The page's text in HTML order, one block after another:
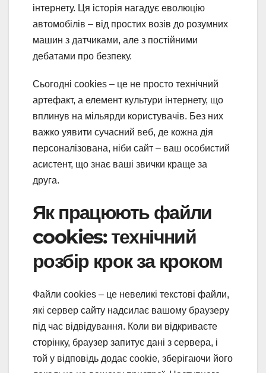
інтернету. Ця історія нагадує еволюцію
автомобілів – від простих возів до розумних
машин з датчиками, але з постійними
дебатами про безпеку.
Сьогодні cookies – це не просто технічний
артефакт, а елемент культури інтернету, що
вплинув на мільярди користувачів. Без них
важко уявити сучасний веб, де кожна дія
персоналізована, ніби сайт – ваш особистий
асистент, що знає ваші звички краще за
друга.
Як працюють файли
cookies: технічний
розбір крок за кроком
Файли cookies – це невеликі текстові файли,
які сервер сайту надсилає вашому браузеру
під час відвідування. Коли ви відкриваєте
сторінку, браузер запитує дані з сервера, і
той у відповідь додає cookie, зберігаючи його